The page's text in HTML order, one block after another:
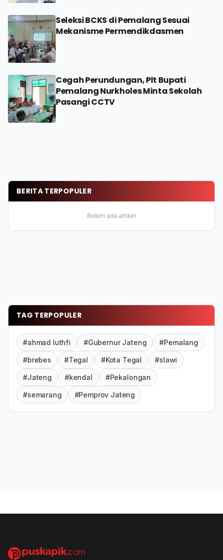
Seleksi BCKS di Pemalang Sesuai
Mekanisme Permendikdasmen
Cegah Perundungan, Plt Bupati
Pemalang Nurkholes Minta Sekolah
Pasangi CCTV
BERITA TERPOPULER
Belum ada artikel
TAG TERPOPULER
#ahmad luthfi #Gubernur Jateng #Pemalang
#brebes #Tegal #Kota Tegal #slawi
#Jateng #kendal #Pekalongan
#semarang #Pemprov Jateng